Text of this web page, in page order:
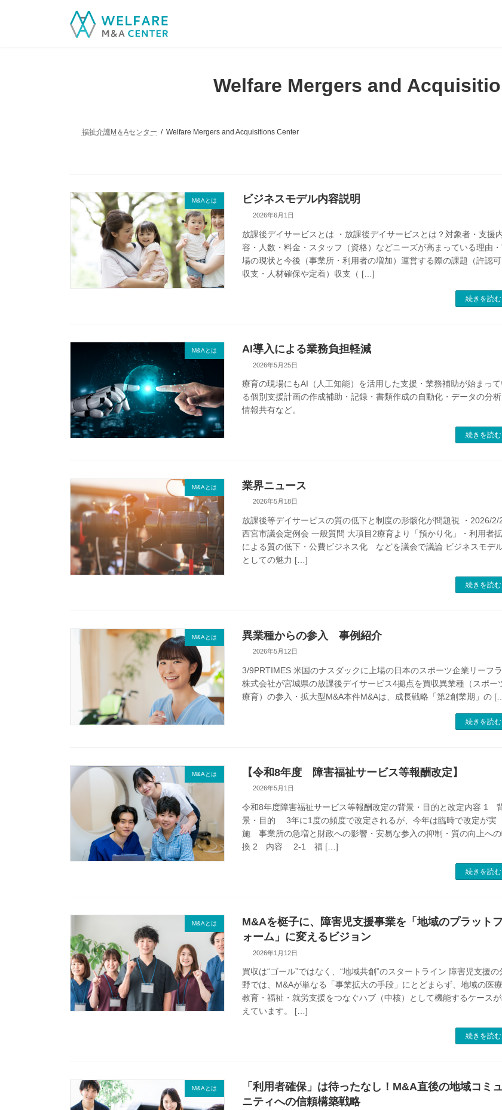
Welfare Mergers and
福祉介護M＆Aセンター Welfare Mergers and Acquisitions Center
M&Aとは ビジネスモデル内容説明
2026年6月1日
放課後デイサービスとは ・放課後デイサービスとは？対象者・支援
容・人数・料金・スタッフ（資格）などニーズが高まっている理由
場の現状と今後（事業所・利用者の増加）運営する際の課題（許認可
収支・人材確保や定着）収支（ […]
続きを読む
M&Aとは AI導入による業務負担軽減
2026年5月25日
療育の現場にもAI（人工知能）を活用した支援・業務補助が始まって
る個別支援計画の作成補助・記録・書類作成の自動化・データの分析
情報共有など。
続きを読む
M&Aとは 業界ニュース
2026年5月18日
放課後等デイサービスの質の低下と制度の形骸化が問題視 ・2026/2/
西宮市議会定例会 一般質問 大項目2療育より「預かり化」・利用者
による質の低下・公費ビジネス化 などを議会で議論 ビジネスモデ
としての魅力 […]
続きを読む
M&Aとは 異業種からの参入 事例紹介
2026年5月12日
3/9PRTIMES 米国のナスダックに上場の日本のスポーツ企業リーフ
株式会社が宮城県の放課後デイサービス4拠点を買収異業種（スポー
療育）の参入・拡大型M&A本件M&Aは、成長戦略「第2創業期」の
続きを読む
M&Aとは 【令和8年度 障害福祉サービス等報酬改定】
2026年5月1日
令和8年度障害福祉サービス等報酬改定の背景・目的と改定内容 1
景・目的 3年に1度の頻度で改定されるが、今年は臨時で改定が実
施 事業所の急増と財政への影響・安易な参入の抑制・質の向上へ
換 2 内容 2-1 福 […]
続きを読む
M&Aとは
M&Aを梃子に、障害児支援事業を「地域のプラットフ
ォーム」に変えるビジョン
2026年1月12日
買収は“ゴール”ではなく、“地域共創”のスタートライン 障害児支援の
野では、M&Aが単なる「事業拡大の手段」にとどまらず、地域の医療
教育・福祉・就労支援をつなぐハブ（中核）として機能するケース
えています。 […]
続きを読む
M&Aとは
「利用者確保」は待ったなし！M&A直後の地域コミュ
ニティへの信頼構築戦略